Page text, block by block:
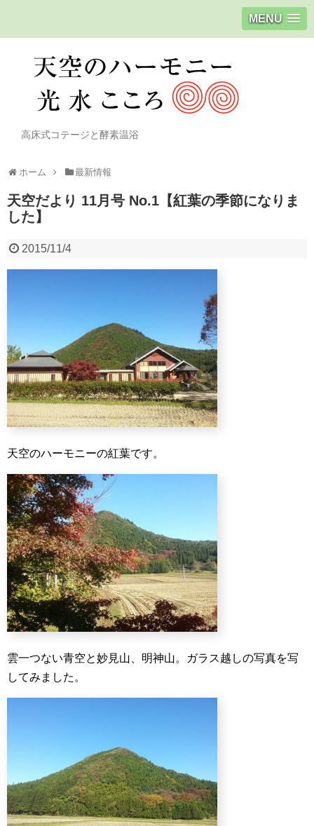
MENU
高床式コテージと酵素温浴
ホーム 最新情報
天空だより 11月号 No.1【紅葉の季節になりま
した】
2015/11/4
天空のハーモニーの紅葉です。
雲一つない青空と妙見山、明神山。ガラス越しの写真を写
してみました。